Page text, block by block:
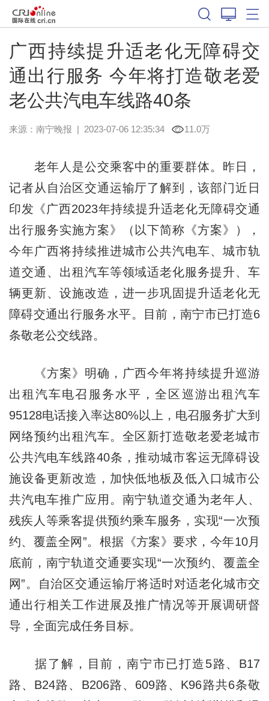
广西持续提升适老化无障碍交
通出行服务 今年将打造敬老爱
老公共汽电车线路40条
来源： 南宁晚报 | 2023-07-06 12:35:34 11.0万
老年人是公交乘客中的重要群体。昨日，
记者从自治区交通运输厅了解到，该部门近日
印发《广西2023年持续提升适老化无障碍交通
出行服务实施方案》（以下简称《方案》），
今年广西将持续推进城市公共汽电车、城市轨
道交通、出租汽车等领域适老化服务提升、车
辆更新、设施改造，进一步巩固提升适老化无
障碍交通出行服务水平。目前，南宁市已打造6
条敬老公交线路。
《方案》明确，广西今年将持续提升巡游
出租汽车电召服务水平，全区巡游出租汽车
95128电话接入率达80%以上，电召服务扩大到
网络预约出租汽车。全区新打造敬老爱老城市
公共汽电车线路40条，推动城市客运无障碍设
施设备更新改造，加快低地板及低入口城市公
共汽电车推广应用。南宁轨道交通为老年人、
残疾人等乘客提供预约乘车服务，实现“一次预
约、覆盖全网”。根据《方案》要求，今年10月
底前，南宁轨道交通要实现“一次预约、覆盖全
网”。自治区交通运输厅将适时对适老化城市交
通出行相关工作进展及推广情况等开展调研督
导，全面完成任务目标。
据了解，目前，南宁市已打造5路、B17
路、B24路、B206路、609路、K96路共6条敬